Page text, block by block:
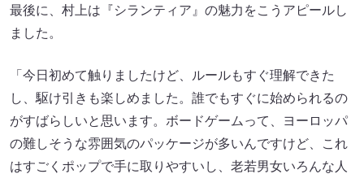
最後に、村上は『シランティア』の魅力をこうアピールし
ました。
「今日初めて触りましたけど、ルールもすぐ理解できた
し、駆け引きも楽しめました。誰でもすぐに始められるの
がすばらしいと思います。ボードゲームって、ヨーロッパ
の難しそうな雰囲気のパッケージが多いんですけど、これ
はすごくポップで手に取りやすいし、老若男女いろんな人